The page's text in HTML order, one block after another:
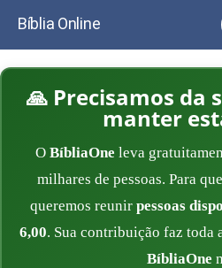
Bíblia Online
🙏 Precisamos da
manter
O BíbliaOne leva
milhares de pessoas. Para
queremos reunir pessoas
6,00. Sua contribuição faz toda
BíbliaOne